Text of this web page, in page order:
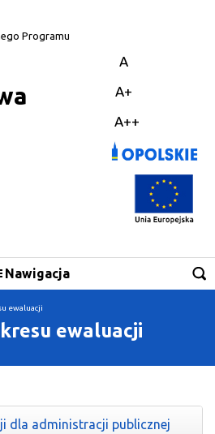
Programu
A
A+
A++
Nawigacja
Skorzystaj
projekt
Wiadomości
ewaluacji
ewaluacji
dla administracji publicznej